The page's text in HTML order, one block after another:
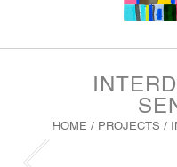
HOME / PROJECTS /